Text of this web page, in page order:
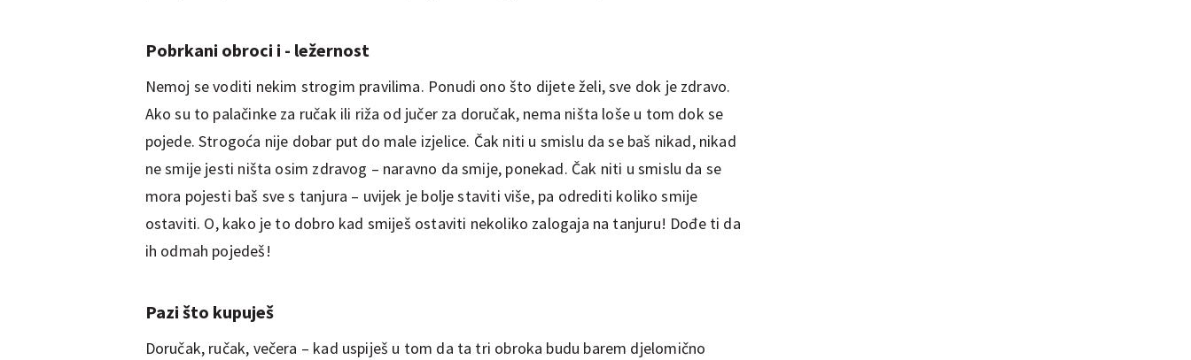
Pobrkani obroci i - ležernost
Nemoj se voditi nekim strogim pravilima. Ponudi ono što dijete želi, sve dok je zdravo.
Ako su to palačinke za ručak ili riža od jučer za doručak, nema ništa loše u tom dok se
pojede. Strogoća nije dobar put do male izjelice. Čak niti u smislu da se baš nikad, nikad
ne smije jesti ništa osim zdravog – naravno da smije, ponekad. Čak niti u smislu da se
mora pojesti baš sve s tanjura – uvijek je bolje staviti više, pa odrediti koliko smije
ostaviti. O, kako je to dobro kad smiješ ostaviti nekoliko zalogaja na tanjuru! Dođe ti da
ih odmah pojedeš!
Pazi što kupuješ
Doručak, ručak, večera – kad uspiješ u tom da ta tri obroka budu barem djelomično